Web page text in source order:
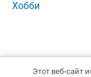
Хобби
Этот веб-сайт